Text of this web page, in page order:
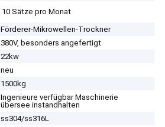
10 Sätze pro Monat
Förderer-Mikrowellen-Trockner
380V, besonders angefertigt
22kw
neu
1500kg
Ingenieure verfügbar Maschinerie
übersee instandhalten
ss304/ss316L